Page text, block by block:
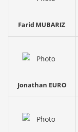
Farid MUBARIZ
Jonathan EURO